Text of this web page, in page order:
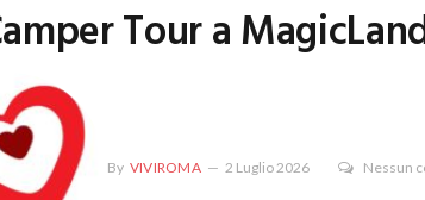
Tour a
By VIVIROMA 2 Luglio 2026 Nessun